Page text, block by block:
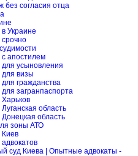
без согласия отца
Украине
апостилем
усыновления
для визы
гражданства
загранпаспорта
область
область
зоны АТО
Киев
суд Киева | Опытные адвокаты -